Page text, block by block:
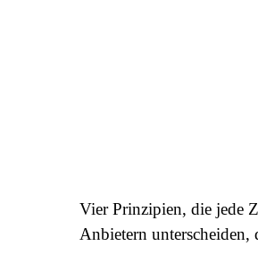
Vier Prinzipien, die jede
Anbietern